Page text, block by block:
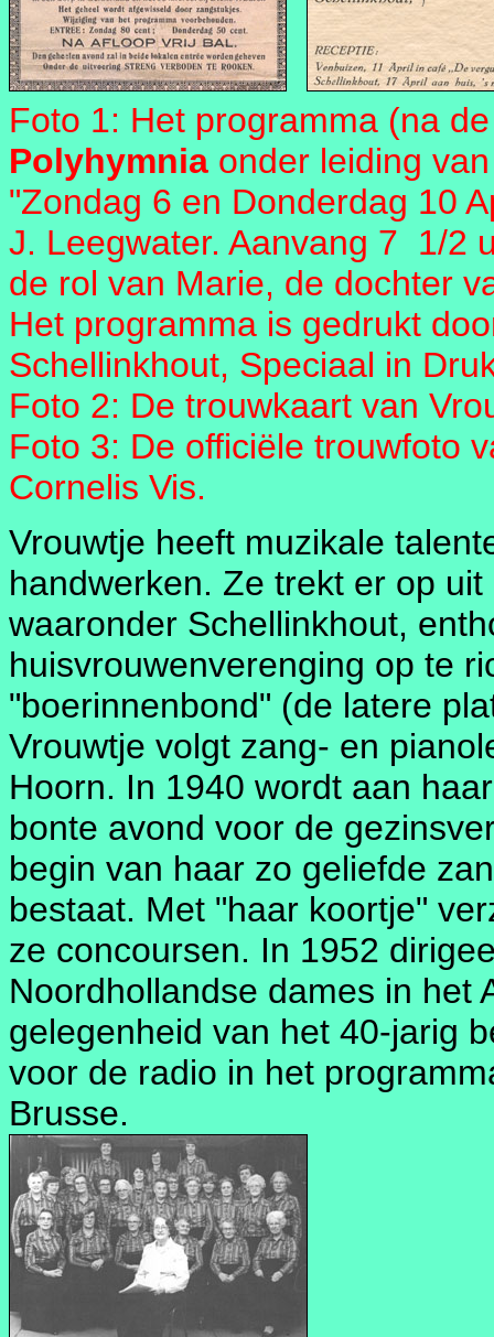
Foto 1: Het programma (na
Polyhymnia onder leiding
"Zondag 6 en Donderdag 10
J. Leegwater. Aanvang 7 1/2
de rol van Marie, de dochter
Het programma is gedrukt
Schellinkhout, Speciaal in
Foto 2: De trouwkaart van
Foto 3: De officiële trouwfoto
Cornelis Vis.
Vrouwtje heeft muzikale
handwerken. Ze trekt er op
waaronder Schellinkhout,
huisvrouwenverenging op te
"boerinnenbond" (de latere
Vrouwtje volgt zang- en
Hoorn. In 1940 wordt aan
bonte avond voor de
begin van haar zo geliefde
bestaat. Met "haar koortje"
ze concoursen. In 1952
Noordhollandse dames in het
gelegenheid van het 40-jarig
voor de radio in het
Brusse.